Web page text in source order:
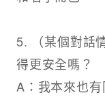
5. （某個對話
得更安全嗎？​
A：我本來也